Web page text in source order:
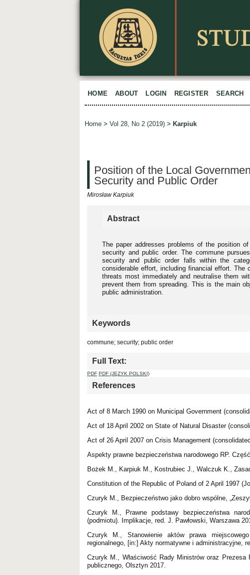
HOME ABOUT LOGIN REGISTER SEARCH
Home > Vol 28, No 2 (2019) > Karpiuk
Position of the Local
Security and Public Order
Mirosław Karpiuk
Abstract
The paper addresses problems of the position
security and public order. The commune
security and public order falls within the
considerable effort, including financial effort.
threats most immediately and neutralise them
prevent them from spreading. This is the main
public administration.
Keywords
commune; security; public order
Full Text:
PDF PDF (JĘZYK POLSKI)
References
Act of 8 March 1990 on Municipal Government
Act of 18 April 2002 on State of Natural Disaster
Act of 26 April 2007 on Crisis Management
Aspekty prawne bezpieczeństwa narodowego RP.
Bożek M., Karpiuk M., Kostrubiec J., Walczuk K.,
Constitution of the Republic of Poland of 2 April 1997
Czuryk M., Bezpieczeństwo jako dobro wspólne,
Czuryk M., Prawne podstawy bezpieczeństwa
(podmiotu). Implikacje, red. J. Pawłowski, Warszawa
Czuryk M., Stanowienie aktów prawa
regionalnego, [in:] Akty normatywne i administracyjne,
Czuryk M., Właściwość Rady Ministrów oraz
publicznego, Olsztyn 2017.